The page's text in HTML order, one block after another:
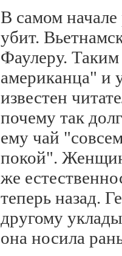
В самом начале
убит.
Фаулеру.
американца" и
известен
почему так
ему чай
покой".
же
теперь назад.
другому
она носила